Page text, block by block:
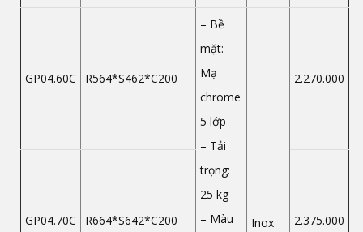
GP04.60C R564*S462*C200
– Bề
mặt:
Mạ
chrome
5 lớp
– Tải
trọng:
25 kg
– Màu
Inox
2.270.000
GP04.70C R664*S642*C200 2.375.000